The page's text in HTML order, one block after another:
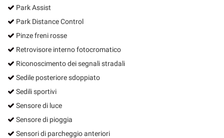
Park Assist
Park Distance Control
Pinze freni rosse
Retrovisore interno fotocromatico
Riconoscimento dei segnali stradali
Sedile posteriore sdoppiato
Sedili sportivi
Sensore di luce
Sensore di pioggia
Sensori di parcheggio anteriori